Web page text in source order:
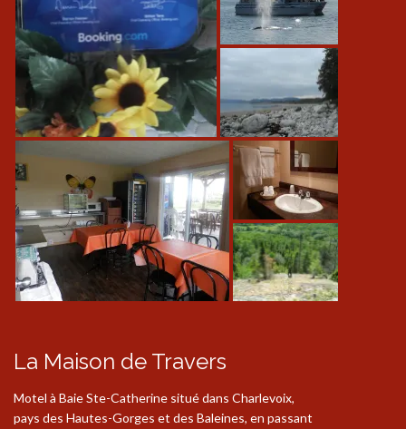
La Maison de Travers
Motel à Baie Ste-Catherine situé dans Charlevoix,
pays des Hautes-Gorges et des Baleines, en passant